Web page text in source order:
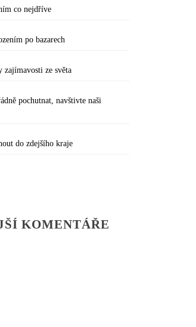
co nejdříve
po bazarech
zajímavosti ze světa
pochutnat, navštivte naši
do zdejšího kraje
KOMENTÁŘE